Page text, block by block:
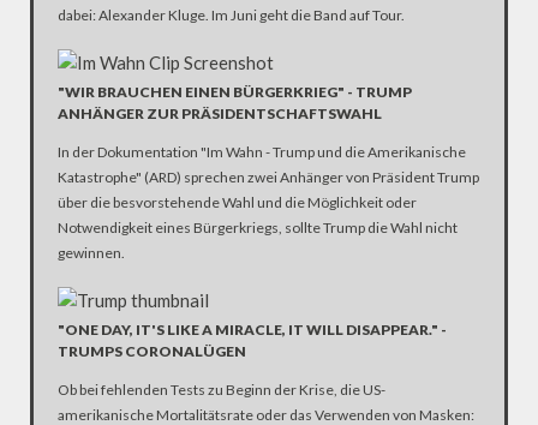
dabei: Alexander Kluge. Im Juni geht die Band auf Tour.
"WIR BRAUCHEN EINEN BÜRGERKRIEG" - TRUMP
ANHÄNGER ZUR PRÄSIDENTSCHAFTSWAHL
In der Dokumentation "Im Wahn - Trump und die Amerikanische
Katastrophe" (ARD) sprechen zwei Anhänger von Präsident Trump
über die besvorstehende Wahl und die Möglichkeit oder
Notwendigkeit eines Bürgerkriegs, sollte Trump die Wahl nicht
gewinnen.
"ONE DAY, IT'S LIKE A MIRACLE, IT WILL DISAPPEAR." -
TRUMPS CORONALÜGEN
Ob bei fehlenden Tests zu Beginn der Krise, die US-
amerikanische Mortalitätsrate oder das Verwenden von Masken: